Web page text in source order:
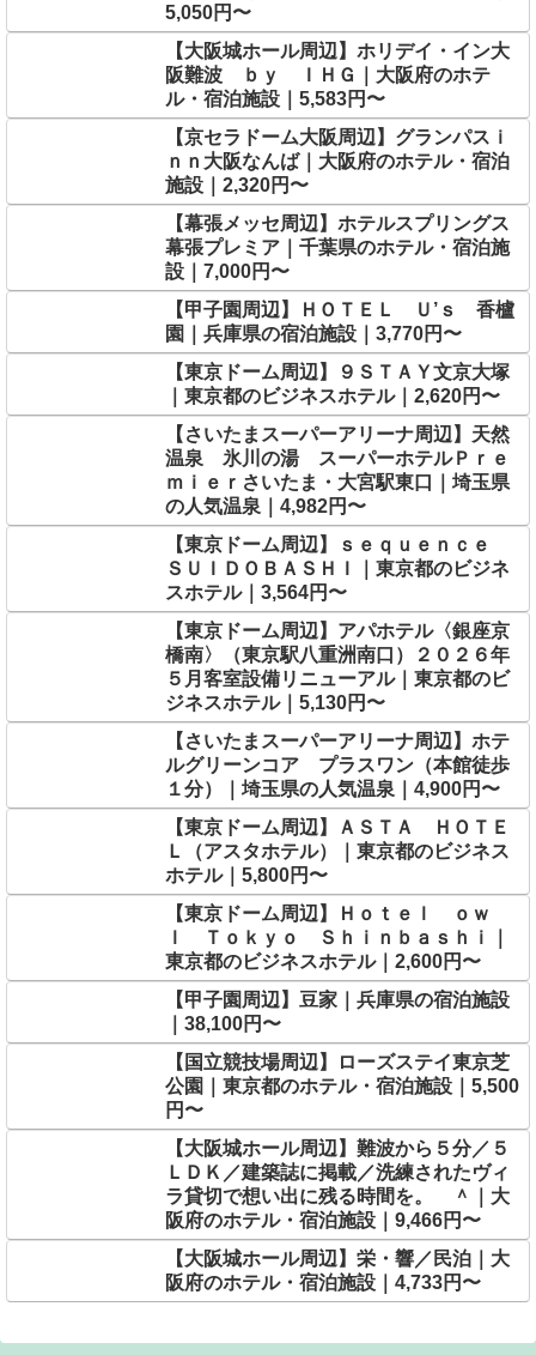
5,050円〜
【大阪城ホール周辺】ホリデイ・イン大
阪難波 ｂｙ ＩＨＧ｜大阪府のホテ
ル・宿泊施設｜5,583円〜
【京セラドーム大阪周辺】グランパスｉ
ｎｎ大阪なんば｜大阪府のホテル・宿泊
施設｜2,320円〜
【幕張メッセ周辺】ホテルスプリングス
幕張プレミア｜千葉県のホテル・宿泊施
設｜7,000円〜
【甲子園周辺】ＨＯＴＥＬ Ｕ’ｓ 香櫨
園｜兵庫県の宿泊施設｜3,770円〜
【東京ドーム周辺】９ＳＴＡＹ文京大塚
｜東京都のビジネスホテル｜2,620円〜
【さいたまスーパーアリーナ周辺】天然
温泉 氷川の湯 スーパーホテルＰｒｅ
ｍｉｅｒさいたま・大宮駅東口｜埼玉県
の人気温泉｜4,982円〜
【東京ドーム周辺】ｓｅｑｕｅｎｃｅ
ＳＵＩＤＯＢＡＳＨＩ｜東京都のビジネ
スホテル｜3,564円〜
【東京ドーム周辺】アパホテル〈銀座京
橋南〉（東京駅八重洲南口）２０２６年
５月客室設備リニューアル｜東京都のビ
ジネスホテル｜5,130円〜
【さいたまスーパーアリーナ周辺】ホテ
ルグリーンコア プラスワン（本館徒歩
１分）｜埼玉県の人気温泉｜4,900円〜
【東京ドーム周辺】ＡＳＴＡ ＨＯＴＥ
Ｌ（アスタホテル）｜東京都のビジネス
ホテル｜5,800円〜
【東京ドーム周辺】Ｈｏｔｅｌ ｏｗ
ｌ Ｔｏｋｙｏ Ｓｈｉｎｂａｓｈｉ｜
東京都のビジネスホテル｜2,600円〜
【甲子園周辺】豆家｜兵庫県の宿泊施設
｜38,100円〜
【国立競技場周辺】ローズステイ東京芝
公園｜東京都のホテル・宿泊施設｜5,500
円〜
【大阪城ホール周辺】難波から５分／５
ＬＤＫ／建築誌に掲載／洗練されたヴィ
ラ貸切で想い出に残る時間を。 ＾｜大
阪府のホテル・宿泊施設｜9,466円〜
【大阪城ホール周辺】栄・響／民泊｜大
阪府のホテル・宿泊施設｜4,733円〜